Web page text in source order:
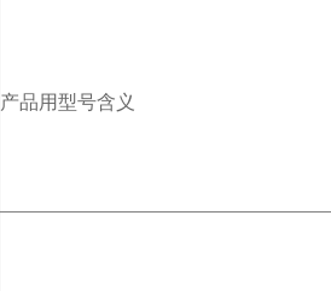
产品用型号含义